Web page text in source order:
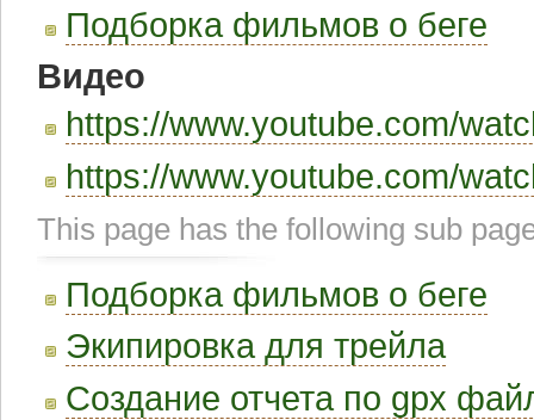
Подборка фильмов о беге
Видео
https://www.youtube.com/
https://www.youtube.com/
This page has the following sub
Подборка фильмов о беге
Экипировка для трейла
Создание отчета по gpx